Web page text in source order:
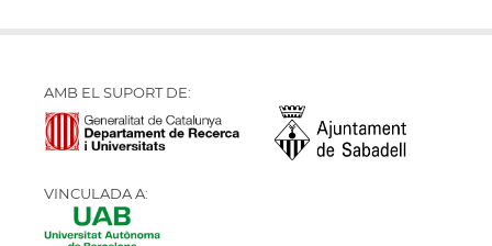
AMB EL SUPORT DE:
VINCULADA A: